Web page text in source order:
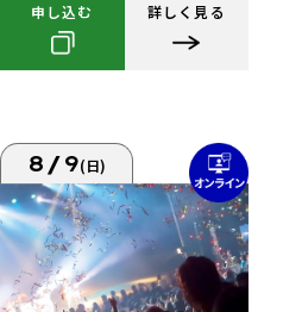
申し込む 詳しく見る
8/9(日)